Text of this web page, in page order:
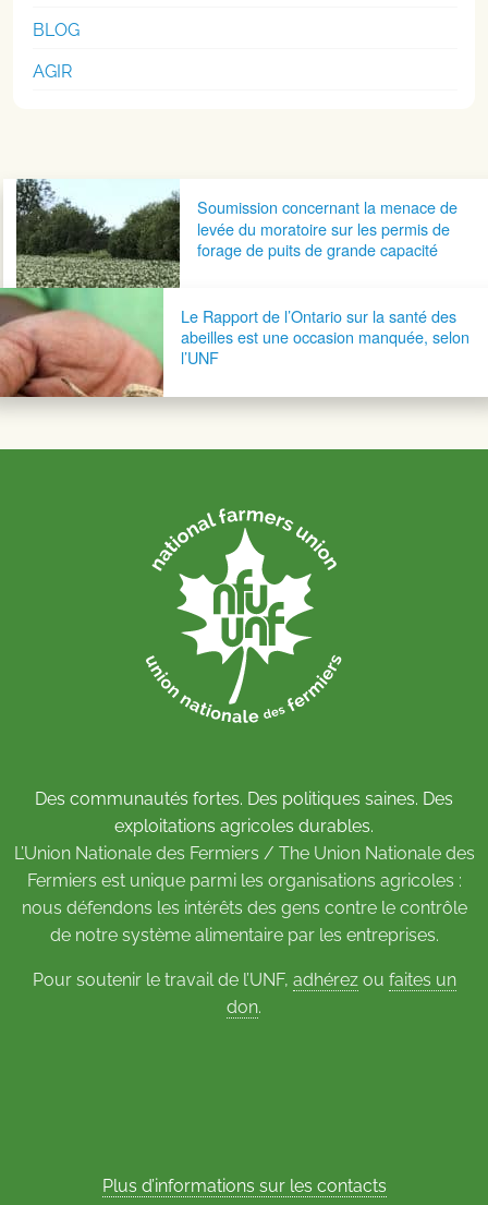
BLOG
AGIR
Navigation postaleSoumission concernant la menace de
levée du moratoire sur les permis de
forage de puits de grande capacité
Le Rapport de l’Ontario sur la santé des
abeilles est une occasion manquée, selon
l’UNF
Des communautés fortes. Des politiques saines. Des
exploitations agricoles durables.
L’Union Nationale des Fermiers / The Union Nationale des
Fermiers est unique parmi les organisations agricoles :
nous défendons les intérêts des gens contre le contrôle
de notre système alimentaire par les entreprises.
Pour soutenir le travail de l’UNF, adhérezou faites un
don.
Plus d’informations sur les contacts